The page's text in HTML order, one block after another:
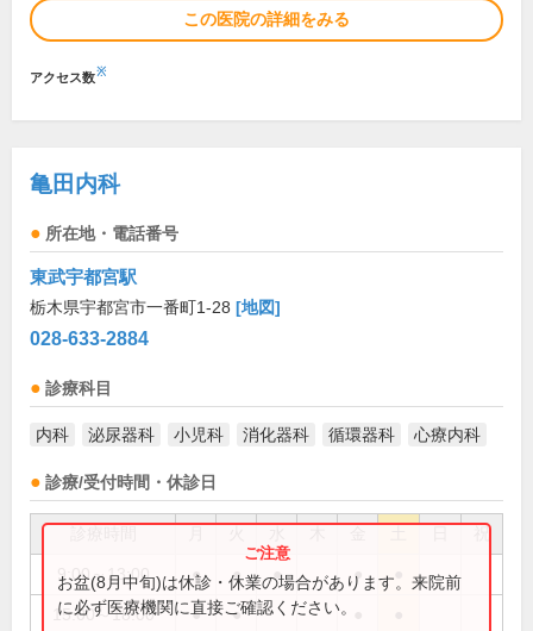
この医院の詳細をみる
アクセス数※
亀田内科
所在地・電話番号
東武宇都宮駅
栃木県宇都宮市一番町1-28 [地図]
028-633-2884
診療科目
内科 泌尿器科 小児科 消化器科 循環器科 心療内科
診療/受付時間・休診日
祝
9:00～13:00 ● ● ● ●
15:00～18:00 ● ●
お盆(8月中旬)は休診・休業の場合があります。来院前
に必ず医療機関に直接ご確認ください。